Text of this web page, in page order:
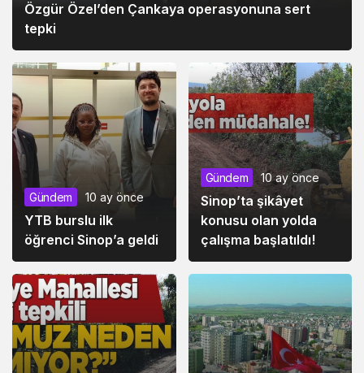
Özgür Özel’den Çankaya operasyonuna sert
tepki
Gündem 10 ay önce
YTB burslu ilk
öğrenci Sinop’a geldi
Gündem 10 ay önce
Sinop’ta şikâyet
konusu olan yolda
çalışma başlatıldı!